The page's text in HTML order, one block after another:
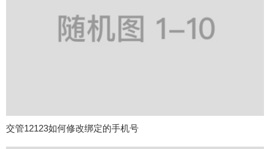
交管12123如何修改绑定的手机号